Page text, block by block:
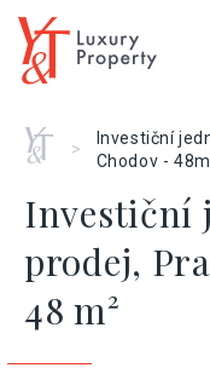
Home
>
Investiční
Chodov - 48m
Investiční
prodej,
48 m²